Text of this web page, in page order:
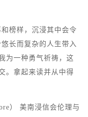
榜样，沉浸其中会令
长而复杂的人生带入
为一种勇气祈祷，这
。拿起来读并从中得
） 美南浸信会伦理与